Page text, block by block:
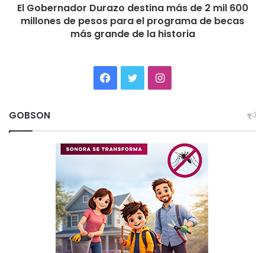
El Gobernador Durazo destina más de 2 mil 600
millones de pesos para el programa de becas
más grande de la historia
Facebook
TwitterInstagram
GOBSON